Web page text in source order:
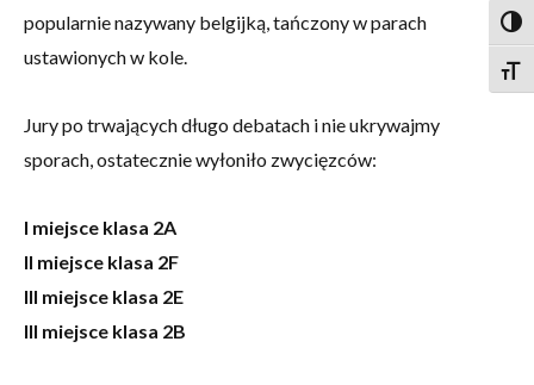
popularnie nazywany belgijką, tańczony w parach
ustawionych w kole.
Jury po trwających długo debatach i nie ukrywajmy
sporach, ostatecznie wyłoniło zwycięzców:
I miejsce klasa 2A
II miejsce klasa 2F
III miejsce klasa 2E
III miejsce klasa 2B